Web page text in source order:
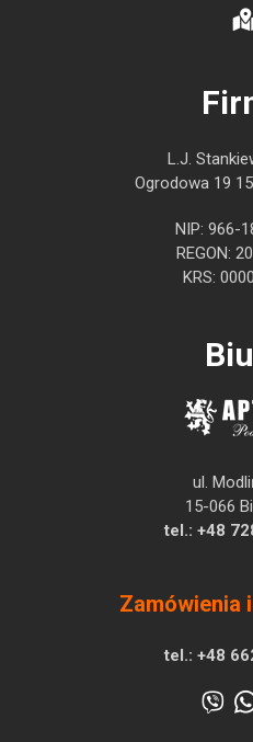
L.J.
Ogrodowa 19
NIP: 966-
REGON:
KRS:
ul.
15-066
tel.: +48
Zamówienia
tel.: +48